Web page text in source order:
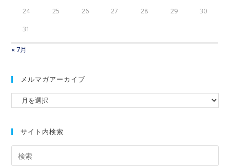
24 25 26 27 28 29 30
31
« 7月
メルマガアーカイブ
サイト内検索